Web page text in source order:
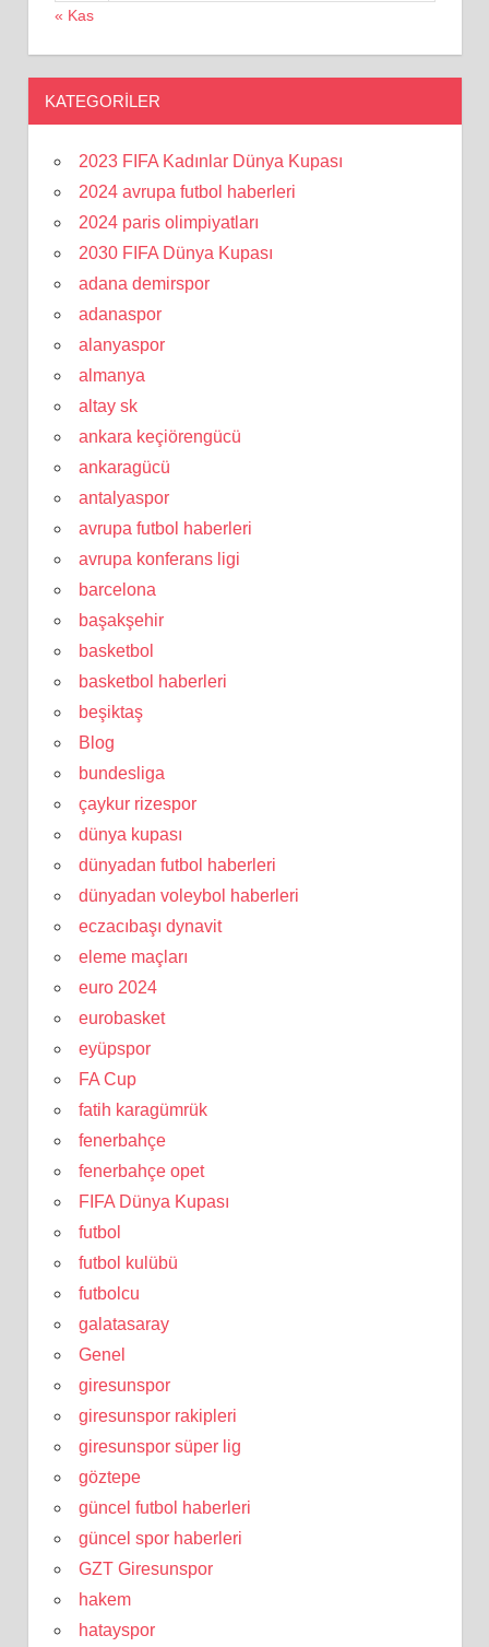
« Kas
KATEGORILER
2023 FIFA Kadınlar Dünya Kupası
2024 avrupa futbol haberleri
2024 paris olimpiyatları
2030 FIFA Dünya Kupası
adana demirspor
adanaspor
alanyaspor
almanya
altay sk
ankara keçiörengücü
ankaragücü
antalyaspor
avrupa futbol haberleri
avrupa konferans ligi
barcelona
başakşehir
basketbol
basketbol haberleri
beşiktaş
Blog
bundesliga
çaykur rizespor
dünya kupası
dünyadan futbol haberleri
dünyadan voleybol haberleri
eczacıbaşı dynavit
eleme maçları
euro 2024
eurobasket
eyüpspor
FA Cup
fatih karagümrük
fenerbahçe
fenerbahçe opet
FIFA Dünya Kupası
futbol
futbol kulübü
futbolcu
galatasaray
Genel
giresunspor
giresunspor rakipleri
giresunspor süper lig
göztepe
güncel futbol haberleri
güncel spor haberleri
GZT Giresunspor
hakem
hatayspor